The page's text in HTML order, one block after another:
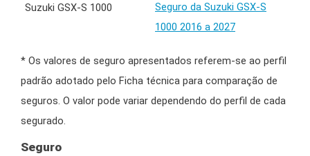
Seguro da Suzuki GSX-S
1000 2016 a 2027
* Os valores de seguro apresentados referem-se ao perfil
padrão adotado pelo Ficha técnica para comparação de
seguros. O valor pode variar dependendo do perfil de cada
segurado.
Seguro